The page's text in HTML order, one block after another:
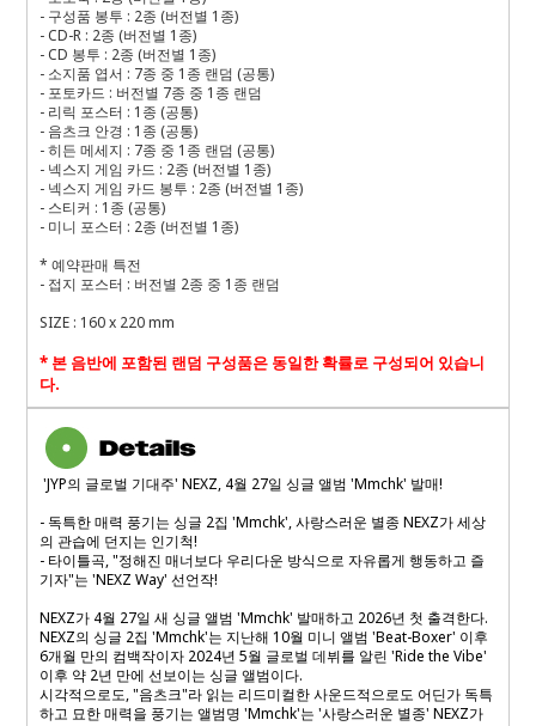
- 구성품 봉투 : 2종 (버전별 1종)
- CD-R : 2종 (버전별 1종)
- CD 봉투 : 2종 (버전별 1종)
- 소지품 엽서 : 7종 중 1종 랜덤 (공통)
- 포토카드 : 버전별 7종 중 1종 랜덤
- 리릭 포스터 : 1종 (공통)
- 음츠크 안경 : 1종 (공통)
- 히든 메세지 : 7종 중 1종 랜덤 (공통)
- 넥스지 게임 카드 : 2종 (버전별 1종)
- 넥스지 게임 카드 봉투 : 2종 (버전별 1종)
- 스티커 : 1종 (공통)
- 미니 포스터 : 2종 (버전별 1종)
* 예약판매 특전
- 접지 포스터 : 버전별 2종 중 1종 랜덤
SIZE : 160 x 220 mm
* 본 음반에 포함된 랜덤 구성품은 동일한 확률로 구성되어 있습니
다.
'JYP의 글로벌 기대주' NEXZ, 4월 27일 싱글 앨범 'Mmchk' 발매!
- 독특한 매력 풍기는 싱글 2집 'Mmchk', 사랑스러운 별종 NEXZ가 세상
의 관습에 던지는 인기척!
- 타이틀곡, "정해진 매너보다 우리다운 방식으로 자유롭게 행동하고 즐
기자"는 'NEXZ Way' 선언작!
NEXZ가 4월 27일 새 싱글 앨범 'Mmchk' 발매하고 2026년 첫 출격한다.
NEXZ의 싱글 2집 'Mmchk'는 지난해 10월 미니 앨범 'Beat-Boxer' 이후
6개월 만의 컴백작이자 2024년 5월 글로벌 데뷔를 알린 'Ride the Vibe'
이후 약 2년 만에 선보이는 싱글 앨범이다.
시각적으로도, "음츠크"라 읽는 리드미컬한 사운드적으로도 어딘가 독특
하고 묘한 매력을 풍기는 앨범명 'Mmchk'는 '사랑스러운 별종' NEXZ가